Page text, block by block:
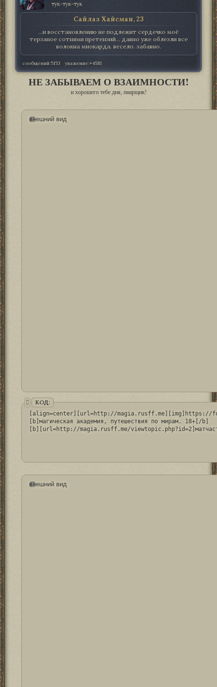
тук-тук-тук
Сайлаз Хайсман, 23
...и восстановлению не подлежит сердечко моё
терзаное сотнями претензий... давно уже облезли все
волокна миокарда. весело. забавно.
сообщений:5153 уважение:+4581
НЕ ЗАБЫВАЕМ О ВЗАИМНОСТИ!
и хорошего тебе дня, пиарщик!
внешний вид
КОД:
[align=center][url=http://
[b]магическая академия, путешествия по мирам. 18+[/b]
[b][url=http://magia.rusff.me/
внешний вид